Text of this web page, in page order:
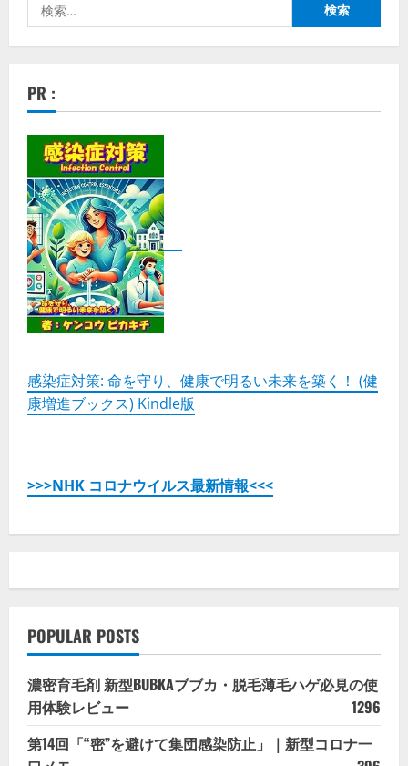
索:
PR :
感染症対策: 命を守り、健康で明るい未来を築く！ (健
康増進ブックス) Kindle版
>>>NHK コロナウイルス最新情報<<<
POPULAR POSTS
濃密育毛剤 新型BUBKAブブカ・脱毛薄毛ハゲ必見の使
用体験レビュー
1296
第14回「“密”を避けて集団感染防止」｜新型コロナ一